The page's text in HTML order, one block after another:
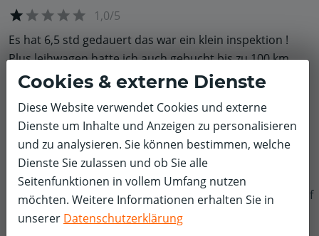
1,0/5
Es hat 6,5 std gedauert das war ein klein inspektion !
Plus leihwagen hatte ich auch gebucht bis zu 100 km
Frei
das ein E auto war , strom kostet ja , kann momentan
über inspektion Nicht sagen weil das gestern gemacht
wurde ,
Wie gesagt hab das morgens um 8:30 Uhr abgegeben 6
std lang kein anruf erhalten bin danach selber dahin
gefahren und plötzlich war alles fertig , was hätte ich
denn gemacht wenn ich Nicht dahin gefahren hätte naja
Cookies & externe Dienste
Diese Website verwendet Cookies und externe
Dienste um Inhalte und Anzeigen zu personalisieren
und zu analysieren. Sie können bestimmen, welche
Dienste Sie zulassen und ob Sie alle
Seitenfunktionen in vollem Umfang nutzen
möchten. Weitere Informationen erhalten Sie in
unserer Datenschutzerklärung
f